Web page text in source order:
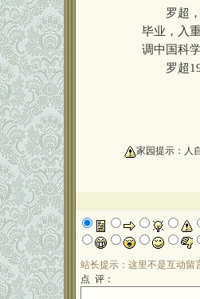
罗超，
毕业，入
调中国科
罗超
家园提示：人
站长提示：这里不是互动留
点 评：